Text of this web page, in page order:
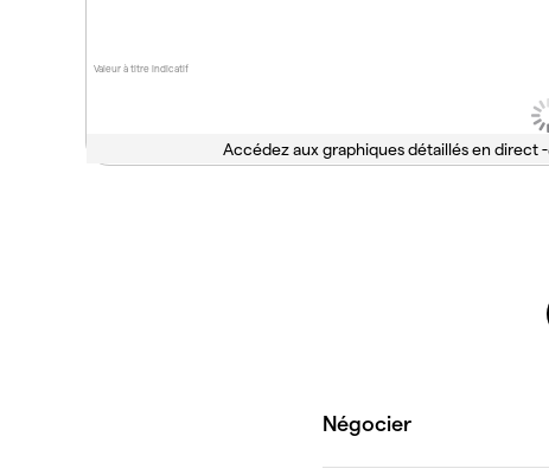
Valeur à titre indicatif
Accédez aux graphiques détaillés en direct -